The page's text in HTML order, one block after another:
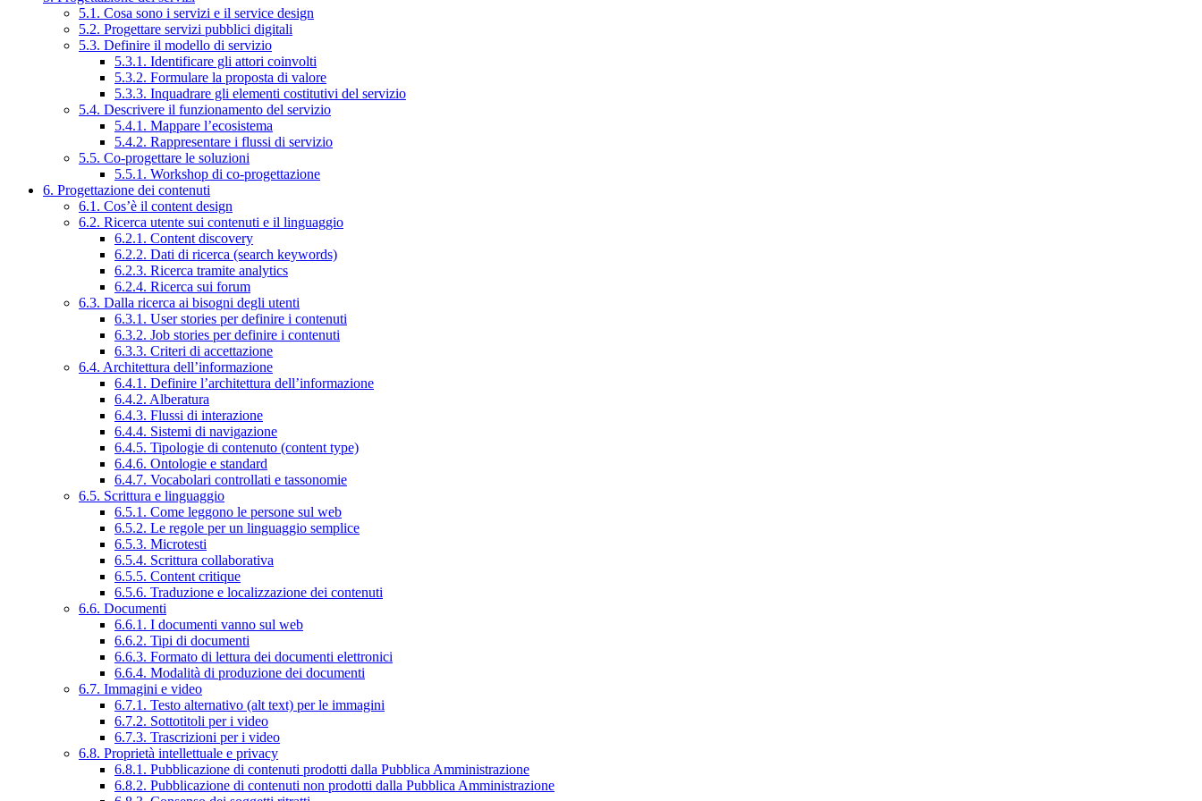
5.1. Cosa sono i servizi e il service design
5.2. Progettare servizi pubblici digitali
5.3. Definire il modello di servizio
5.3.1. Identificare gli attori coinvolti
5.3.2. Formulare la proposta di valore
5.3.3. Inquadrare gli elementi costitutivi del servizio
5.4. Descrivere il funzionamento del servizio
5.4.1. Mappare l’ecosistema
5.4.2. Rappresentare i flussi di servizio
5.5. Co-progettare le soluzioni
5.5.1. Workshop di co-progettazione
6. Progettazione dei contenuti
6.1. Cos’è il content design
6.2. Ricerca utente sui contenuti e il linguaggio
6.2.1. Content discovery
6.2.2. Dati di ricerca (search keywords)
6.2.3. Ricerca tramite analytics
6.2.4. Ricerca sui forum
6.3. Dalla ricerca ai bisogni degli utenti
6.3.1. User stories per definire i contenuti
6.3.2. Job stories per definire i contenuti
6.3.3. Criteri di accettazione
6.4. Architettura dell’informazione
6.4.1. Definire l’architettura dell’informazione
6.4.2. Alberatura
6.4.3. Flussi di interazione
6.4.4. Sistemi di navigazione
6.4.5. Tipologie di contenuto (content type)
6.4.6. Ontologie e standard
6.4.7. Vocabolari controllati e tassonomie
6.5. Scrittura e linguaggio
6.5.1. Come leggono le persone sul web
6.5.2. Le regole per un linguaggio semplice
6.5.3. Microtesti
6.5.4. Scrittura collaborativa
6.5.5. Content critique
6.5.6. Traduzione e localizzazione dei contenuti
6.6. Documenti
6.6.1. I documenti vanno sul web
6.6.2. Tipi di documenti
6.6.3. Formato di lettura dei documenti elettronici
6.6.4. Modalità di produzione dei documenti
6.7. Immagini e video
6.7.1. Testo alternativo (alt text) per le immagini
6.7.2. Sottotitoli per i video
6.7.3. Trascrizioni per i video
6.8. Proprietà intellettuale e privacy
6.8.1. Pubblicazione di contenuti prodotti dalla Pubblica Amministrazione
6.8.2. Pubblicazione di contenuti non prodotti dalla Pubblica Amministrazione